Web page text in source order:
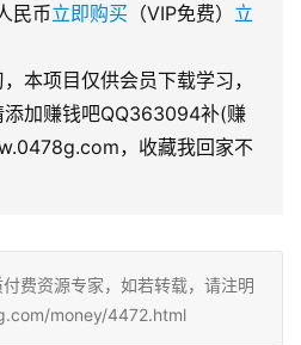
民币立即购买 （VIP免费） 立
本项目仅供会员下载学习，
添加赚钱吧QQ363094补(赚
，收藏我回家不
费资源专家，如若转载，请注明
money/4472.html